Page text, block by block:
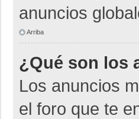
anuncios
Arriba
¿Qué son los
Los anuncios
el foro que te